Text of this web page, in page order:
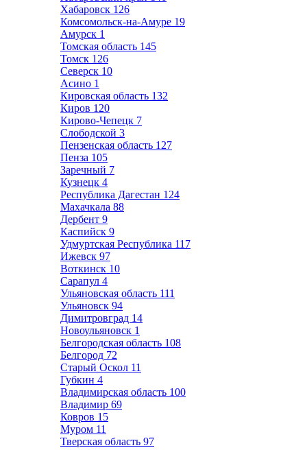
Хабаровск 126
Комсомольск-на-Амуре 19
Амурск 1
Томская область 145
Томск 126
Северск 10
Асино 1
Кировская область 132
Киров 120
Кирово-Чепецк 7
Слободской 3
Пензенская область 127
Пенза 105
Заречный 7
Кузнецк 4
Республика Дагестан 124
Махачкала 88
Дербент 9
Каспийск 9
Удмуртская Республика 117
Ижевск 97
Воткинск 10
Сарапул 4
Ульяновская область 111
Ульяновск 94
Димитровград 14
Новоульяновск 1
Белгородская область 108
Белгород 72
Старый Оскол 11
Губкин 4
Владимирская область 100
Владимир 69
Ковров 15
Муром 11
Тверская область 97